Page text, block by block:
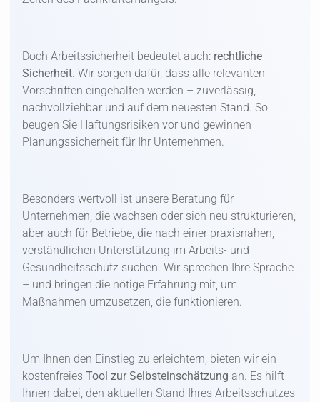
Doch Arbeitssicherheit bedeutet auch: rechtliche
Sicherheit. Wir sorgen dafür, dass alle relevanten
Vorschriften eingehalten werden – zuverlässig,
nachvollziehbar und auf dem neuesten Stand. So
beugen Sie Haftungsrisiken vor und gewinnen
Planungssicherheit für Ihr Unternehmen.
Besonders wertvoll ist unsere Beratung für
Unternehmen, die wachsen oder sich neu strukturieren,
aber auch für Betriebe, die nach einer praxisnahen,
verständlichen Unterstützung im Arbeits- und
Gesundheitsschutz suchen. Wir sprechen Ihre Sprache
– und bringen die nötige Erfahrung mit, um
Maßnahmen umzusetzen, die funktionieren.
Um Ihnen den Einstieg zu erleichtern, bieten wir ein
kostenfreiesTool zur Selbsteinschätzung an. Es hilft
Ihnen dabei, den aktuellen Stand Ihres Arbeitsschutzes